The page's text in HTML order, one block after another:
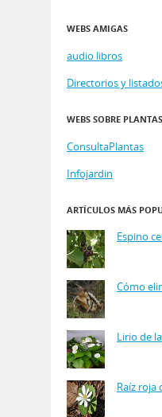
WEBS AMIGAS
audio libros
Directorios y
WEBS SOBRE PLANTAS
ConsultaPlantas
Infojardin
ARTÍCULOS MÁS
Espino
Cómo
Lirio de
Raíz roja